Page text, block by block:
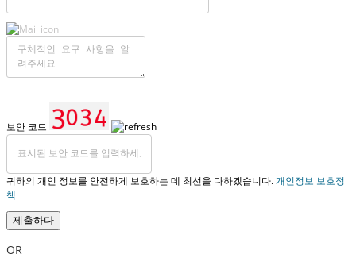
보안 코드
귀하의 개인 정보를 안전하게 보호하는 데 최선을 다하겠습니다.개인정보 보호정
책
제출하다
OR